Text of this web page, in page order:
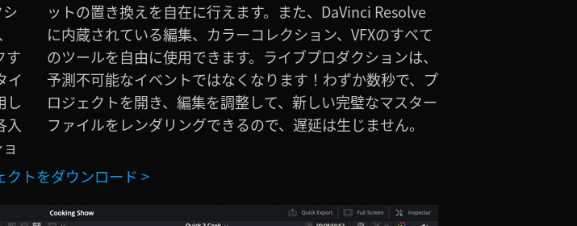
す
イ
し
入
、
プ
ー
ファイルをレンダリングできるので、遅延は生じません。
クトをダウンロード >